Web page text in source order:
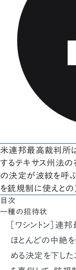
米連邦最高裁判所
するテキサス州法
の決定が波紋を呼
を銃規制に使えとの
目次
一種の招待状
［ワシントン］
ほとんどの中絶
める決定を下し